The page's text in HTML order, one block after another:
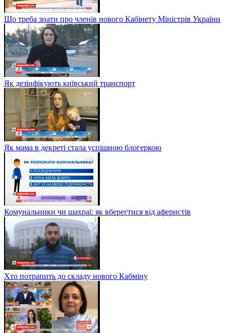
Що треба знати про членів нового Кабінету Міністрів України
Як дезінфікують київський транспорт
Як мама в декреті стала успішною блогеркою
Комунальники чи шахраї: як вберегтися від аферистів
Хто потрапить до складу нового Кабміну